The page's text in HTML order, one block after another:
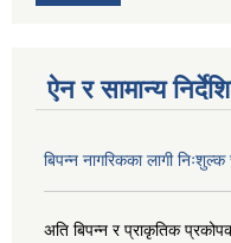
ऐन र सामान्य
बिपन्न नागरिकका लागी निःशुल्क
अति बिपन्न र प्राकृतिक